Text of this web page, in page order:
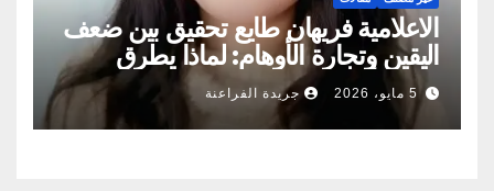
الاعلامية فريهان طايع تحقيق بين ضعف
اليقين وتجارة الأوهام: لماذا يطرق
الناس أبواب المشعوذين
5 مايو، 2026 جريدة الفراعنة